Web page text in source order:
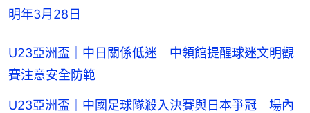
明年3月28日
U23亞洲盃｜中日關係低迷 中領館提醒球迷文明觀
賽注意安全防範
U23亞洲盃｜中國足球隊殺入決賽與日本爭冠 場內